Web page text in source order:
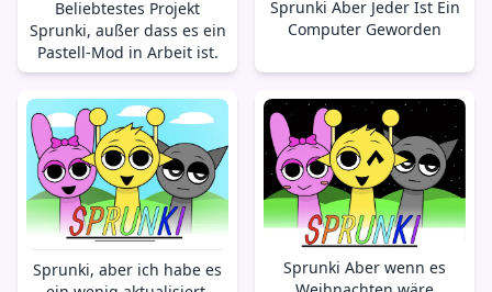
Beliebtestes Projekt
Sprunki, außer dass es ein
Pastell-Mod in Arbeit ist.
Sprunki Aber Jeder Ist Ein
Computer Geworden
Sprunki, aber ich habe es
Sprunki Aber wenn es